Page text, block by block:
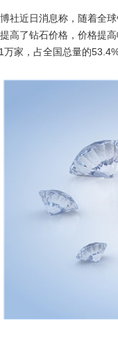
社近日消息称，随着全
高了钻石价格，价格提
万家，占全国总量的